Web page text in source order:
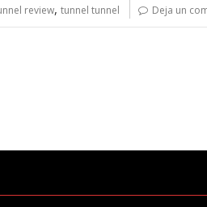
review, tunnel tunnel Deja un